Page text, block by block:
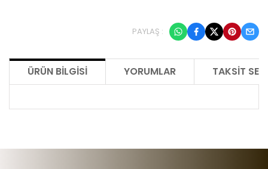
PAYLAŞ :
ÜRÜN BILGISI YORUMLAR TAKSIT